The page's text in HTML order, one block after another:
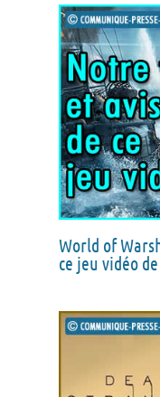
World of
ce jeu vidéo